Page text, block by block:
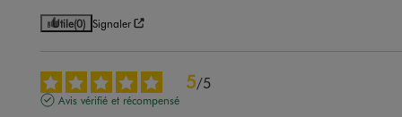
Utile(0) Signaler
5/5
Avis vérifié et récompensé